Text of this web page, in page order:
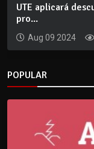
UTE aplicará
pro...
Aug 09 2024
POPULAR